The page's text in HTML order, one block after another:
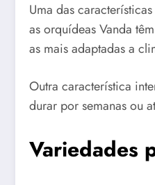
Uma das
as orquídeas Vanda
as mais adaptadas a
Outra característica
durar por semanas ou
Variedades